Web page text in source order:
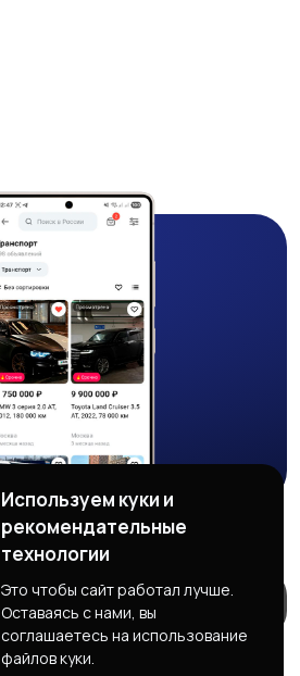
Используем куки и
рекомендательные
технологии
Это чтобы сайт работал лучше.
Оставаясь с нами, вы
соглашаетесь на использование
файлов куки.